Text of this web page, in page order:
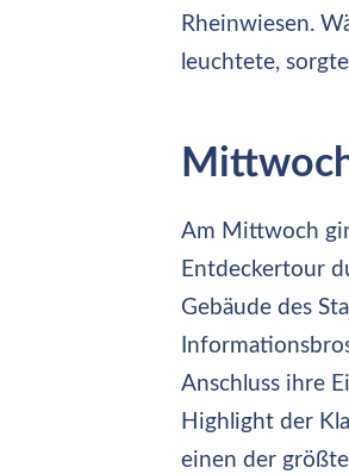
Rheinwiesen.
leuchtete,
Am Mittwoch
Entdeckertour
Gebäude des
Anschluss ihre
Highlight der
einen der